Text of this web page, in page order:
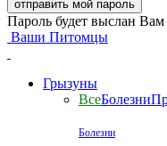
Пароль будет выслан
Ваши Питомцы
Грызуны
ВсеБолезни
Болезни